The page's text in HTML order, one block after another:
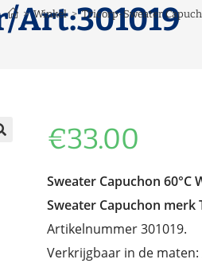
Art:301019
> Winkel > Tricorp-Sweater
€33.00
Sweater Capuchon 60°C
Sweater Capuchon merk
Artikelnummer 301019.
Verkrijgbaar in de maten: